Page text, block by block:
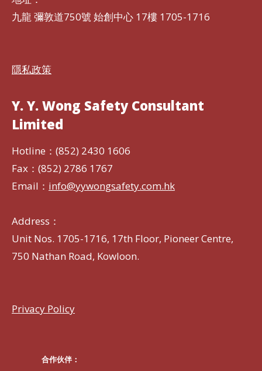
九龍 彌敦道750號 始創中心 17樓 1705-1716
隱私政策
Y. Y. Wong Safety Consultant
Limited
Hotline：(852) 2430 1606
Fax：(852) 2786 1767
Email： info@yywongsafety.com.hk
Address：
Unit Nos. 1705-1716, 17th Floor, Pioneer Centre,
750 Nathan Road, Kowloon.
Privacy Policy
合作伙伴：